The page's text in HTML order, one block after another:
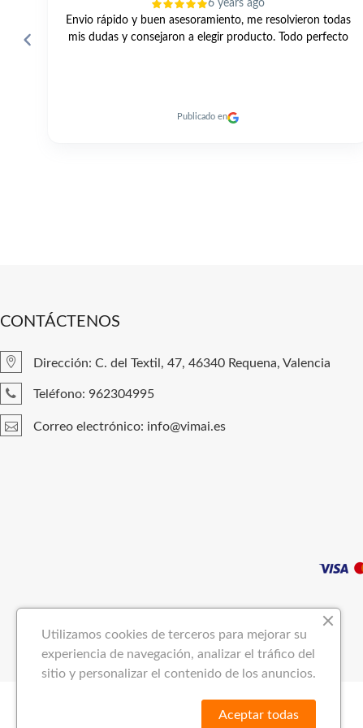
2 years ago
Una gama muy amplia, buenos precios, un servicio
excelente y entrega rapidísima de los productos. 👍🏼
Publicado en
CONTÁCTENOS
Dirección: C. del Textil, 47, 46340 Requena, Valencia
Teléfono: 962304995
Correo electrónico: info@vimai.es
Utilizamos cookies de terceros para mejorar su
experiencia de navegación, analizar el tráfico del
sitio y personalizar el contenido de los anuncios.
Aceptar todas